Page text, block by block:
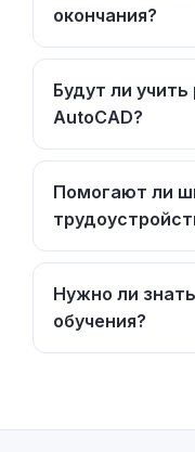
окончания?
Будут ли
AutoCAD?
Помогают ли
Нужно ли
обучения?